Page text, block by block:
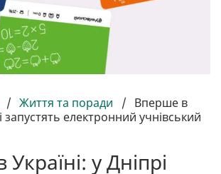
/ Життя та поради / Вперше в
запустять електронний учнівський
у Дніпрі